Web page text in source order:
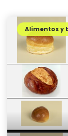
Alimentos y